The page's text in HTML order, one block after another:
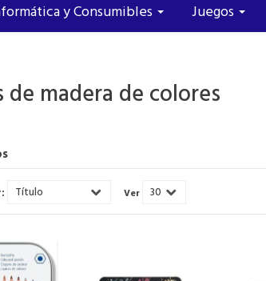
y Consumibles Juegos
de madera de colores
Ver